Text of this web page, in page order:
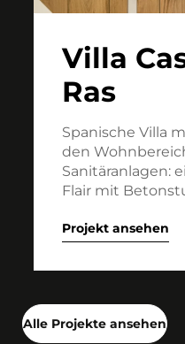
Villa
Ras
Spanische Villa
den
Sanitäranlagen:
Flair mit
Projekt ansehen
Alle Projekte ansehen